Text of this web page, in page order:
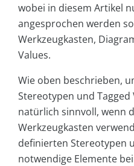
wobei in diesem Artikel
angesprochen werden
Werkzeugkasten,
Values.
Wie oben beschrieben,
Stereotypen und Tagged
natürlich sinnvoll, wenn
Werkzeugkasten
definierten Stereotypen
notwendige Elemente